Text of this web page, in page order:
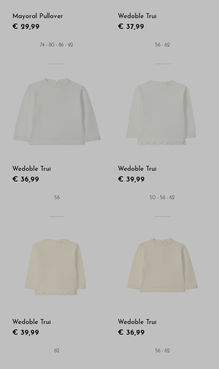
Mayoral Pullover
€ 29,99
74 - 80 - 86 - 92
Wedoble Trui
€ 37,99
56 - 62
Wedoble Trui
€ 36,99
56
Wedoble Trui
€ 39,99
50 - 56 - 62
Wedoble Trui
€ 39,99
62
Wedoble Trui
€ 36,99
56 - 62